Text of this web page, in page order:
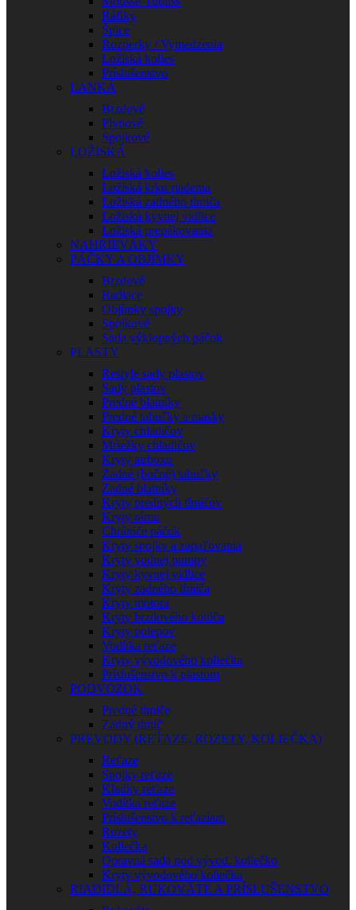
Ráfiky
Špice
Rozperky / Vymedzenia
Ložiská kolies
Príslušenstvo
LANKÁ
Brzdové
Plynové
Spojkové
LOŽISKÁ
Ložiská kolies
Ložiská krku riadenia
Ložiská zadného tlmiča
Ložiská kyvnej vidlice
Ložiská prepákovania
NAHRIEVÁKY
PÁČKY A OBJÍMKY
Brzdové
Radiace
Objímky spojky
Spojkové
Sada výklopných páčok
PLASTY
Restyle sady plastov
Sady plastov
Predné blatníky
Predné tabuľky a masky
Kryty chladičov
Mriežky chladičov
Kryty airboxu
Zadné (bočné) tabuľky
Zadné blatníky
Kryty predných tlmičov
Kryty rámu
Chrániče páčok
Kryty spojky a zapaľovania
Kryty vodnej pumpy
Kryty kyvnej vidlice
Kryty zadného tlmiča
Kryty motora
Kryty brzdového kotúča
Kryty polepov
Vodítka reťaze
Kryty vývodového koliečka
Príslušenstvo k plastom
PODVOZOK
Predné tlmiče
Zadný tlmič
PREVODY (REŤAZE, ROZETY, KOLIEČKA)
Reťaze
Spojky reťaze
Kladky reťaze
Vodítka reťaze
Príslušenstvo k reťaziam
Rozety
Koliečka
Opravná sada pod vývod. koliečko
Kryty vývodového koliečka
RIADIDLÁ, RUKOVÄTE A PRÍSLUŠENSTVO